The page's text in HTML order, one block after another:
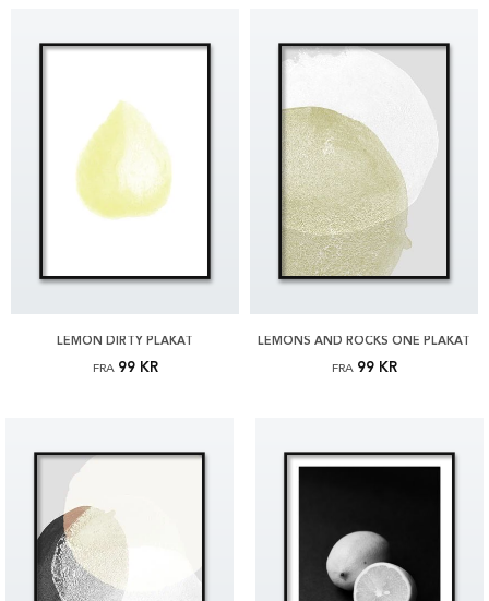
LEMON DIRTY PLAKAT
FRA 99 KR
LEMONS AND ROCKS ONE PLAKAT
FRA 99 KR